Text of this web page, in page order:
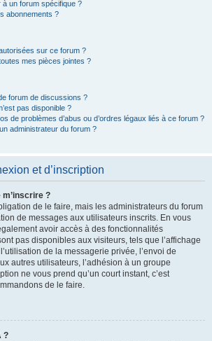
à un forum spécifique ?
abonnements ?
sur ce forum ?
mes pièces jointes ?
forum de discussions ?
pas disponible ?
de problèmes d’abus ou d’ordres légaux liés à ce forum ?
administrateur du forum ?
et d’inscription
m’inscrire ?
de le faire, mais les administrateurs du forum
de messages aux utilisateurs inscrits. En vous
avoir accès à des fonctionnalités
pas disponibles aux visiteurs, tels que l’affichage
de la messagerie privée, l’envoi de
autres utilisateurs, l’adhésion à un groupe
ne vous prend qu’un court instant, c’est
de le faire.
?